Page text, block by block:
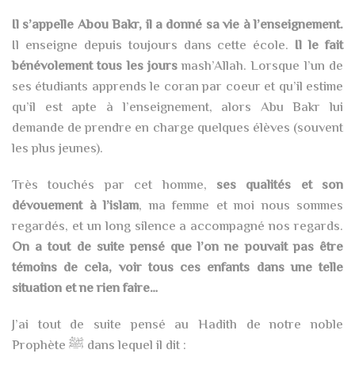
Il s’appelle Abou Bakr, il a donné sa vie à l’enseignement.
Il enseigne depuis toujours dans cette école. Il le fait
bénévolement tous les joursmash’Allah. Lorsque l’un de
ses étudiants apprends le coran par coeur et qu’il estime
qu’il est apte à l’enseignement, alors Abu Bakr lui
demande de prendre en charge quelques élèves (souvent
les plus jeunes).
Très touchés par cet homme, ses qualités et son
dévouement à l’islam, ma femme et moi nous sommes
regardés, et un long silence a accompagné nos regards.
On a tout de suite pensé que l’on ne pouvait pas être
témoins de cela, voir tous ces enfants dans une telle
situation et ne rien faire…
J’ai tout de suite pensé au Hadith de notre noble
Prophète ﷺ dans lequel il dit :